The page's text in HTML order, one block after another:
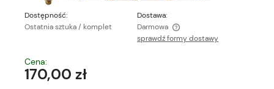
Dostępność:
Ostatnia sztuka / komplet
Dostawa:
Darmowa
Cena nie zawiera ewentualnych kosztów płatności
sprawdź formy dostawy
Cena:
170,00 zł